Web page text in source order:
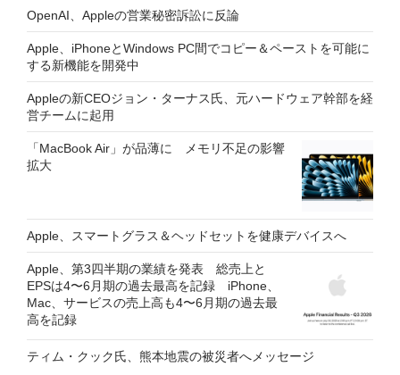
OpenAI、Appleの営業秘密訴訟に反論
Apple、iPhoneとWindows PC間でコピー＆ペーストを可能に
する新機能を開発中
Appleの新CEOジョン・ターナス氏、元ハードウェア幹部を経
営チームに起用
「MacBook Air」が品薄に メモリ不足の影響
拡大
Apple、スマートグラス＆ヘッドセットを健康デバイスへ
Apple、第3四半期の業績を発表 総売上と
EPSは4〜6月期の過去最高を記録 iPhone、
Mac、サービスの売上高も4〜6月期の過去最
高を記録
ティム・クック氏、熊本地震の被災者へメッセージ